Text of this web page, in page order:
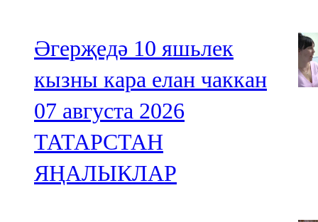
Әгерҗедә 10 яшьлек
кызны кара елан чаккан
07 августа 2026
ТАТАРСТАН
ЯҢАЛЫКЛАР